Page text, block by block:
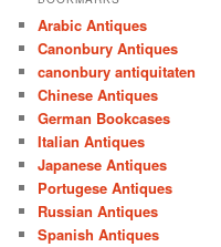
Arabic Antiques
Canonbury Antiques
canonbury antiquitaten
Chinese Antiques
German Bookcases
Italian Antiques
Japanese Antiques
Portugese Antiques
Russian Antiques
Spanish Antiques